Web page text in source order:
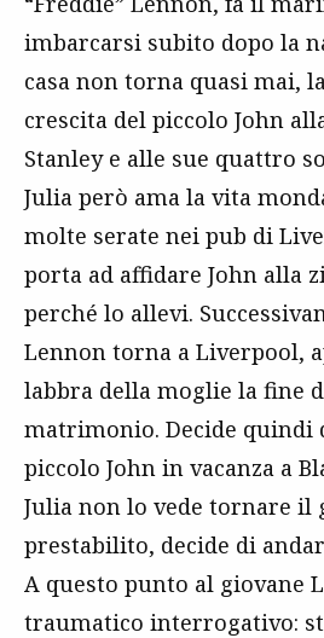
imbarcarsi subito dopo la
casa non torna quasi mai,
crescita del piccolo John
Stanley e alle sue quattro
Julia però ama la vita
molte serate nei pub di
porta ad affidare John alla
perché lo allevi.
Lennon torna a Liverpool,
labbra della moglie la fine
matrimonio. Decide
piccolo John in vacanza a
Julia non lo vede tornare il
prestabilito, decide di
A questo punto al giovane
traumatico interrogativo: